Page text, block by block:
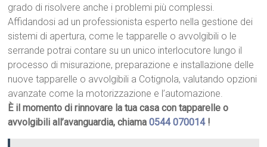
grado di risolvere anche i problemi più complessi.
Affidandosi ad un professionista esperto nella gestione dei
sistemi di apertura, come le tapparelle o avvolgibili o le
serrande potrai contare su un unico interlocutore lungo il
processo di misurazione, preparazione e installazione delle
nuove tapparelle o avvolgibili a Cotignola, valutando opzioni
avanzate come la motorizzazione e l’automazione.
È il momento di rinnovare la tua casa con tapparelle o
avvolgibili all’avanguardia, chiama0544 070014!